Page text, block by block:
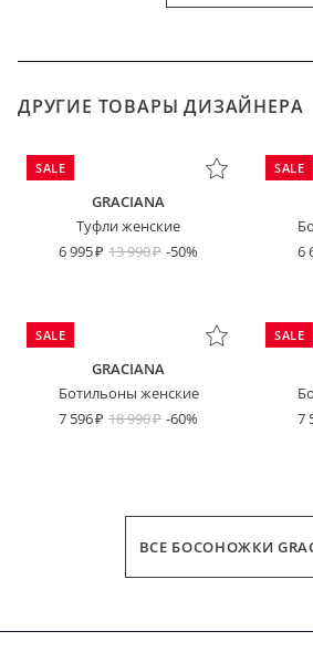
ДРУГИЕ ТОВАРЫ ДИЗАЙНЕРА
SALE
GRACIANA
Туфли женские
6 995
13 990 -50%
SALE
6
SALE
GRACIANA
Ботильоны женские
7 596
18 990 -60%
SALE
7
ВСЕ БОСОНОЖКИ